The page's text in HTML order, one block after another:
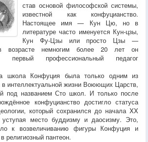
став основой философской системы,
известной как конфуцианство.
Настоящее имя — Кун Цю, но в
литературе часто именуется Кун-цзы,
Кун Фу-Цзы или просто Цзы —
возрасте немногим более 20 лет он
первый профессиональный педагог
школа Конфуция была только одним из
в интеллектуальной жизни Воюющих Царств,
под названием Сто школ. И только после
конфуцианство достигло статуса
который сохранился до начала XX
место буддизму и даосизму. Это,
к возвеличиванию фигуры Конфуция и
религиозный пантеон.